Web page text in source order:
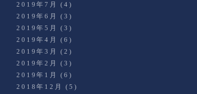
2019年7月
(4)
2019年6月
(3)
2019年5月
(3)
2019年4月
(6)
2019年3月
(2)
2019年2月
(3)
2019年1月
(6)
2018年12月
(5)